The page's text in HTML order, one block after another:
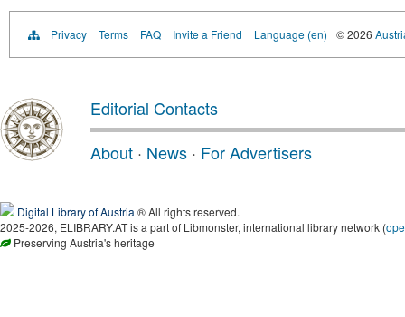
Privacy Terms FAQ Invite a Friend Language (en) © 2026
Editorial Contacts
About · News · For Advertisers
Digital Library of Austria ® All rights reserved.
2025-2026, ELIBRARY.AT is a part of Libmonster, international library network (
Preserving Austria's heritage